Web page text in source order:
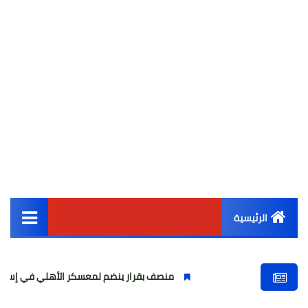
الرئيسية
أخبار مصر
منصف بقرار ينضم لمعسكر الأهلي في إسبانيا استعداداً